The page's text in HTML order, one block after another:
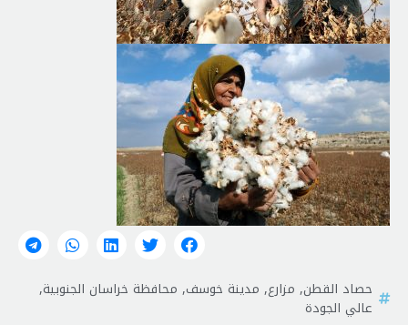
حصاد القطن, مزارع, مدينة خوسف, محافظة خراسان الجنوبية,
عالي الجودة